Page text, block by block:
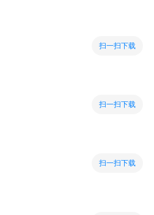
扫一扫下载
扫一扫下载
扫一扫下载